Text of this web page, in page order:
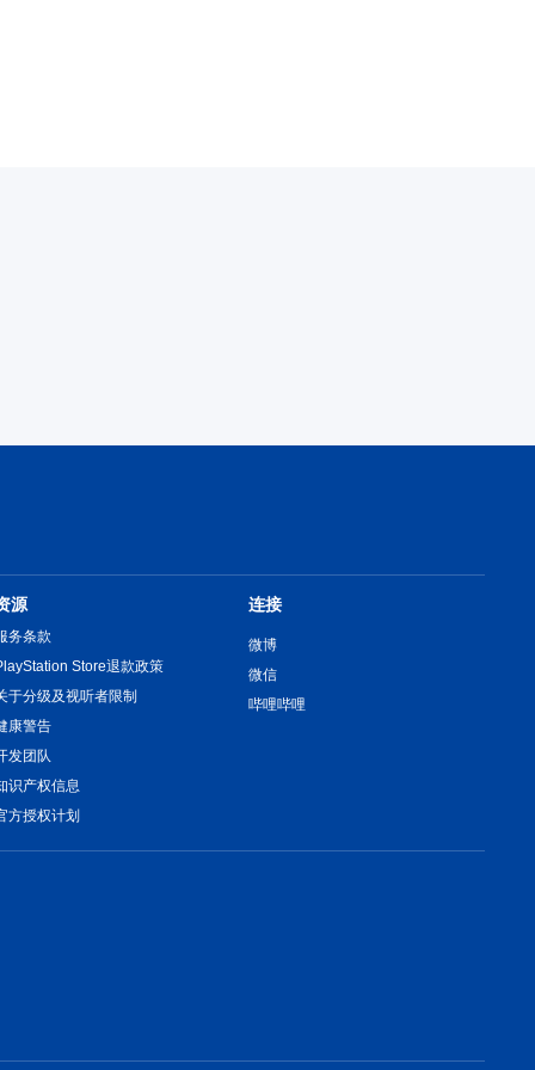
源
务条款
Store退款政策
于分级及视听者限制
康警告
发团队
识产权信息
方授权计划
连接
微博
微信
哔哩哔哩